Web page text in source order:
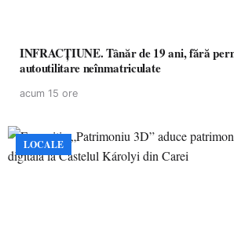
INFRACȚIUNE. Tânăr de 19 ani, fără
autoutilitare neînmatriculate
acum 15 ore
LOCALE